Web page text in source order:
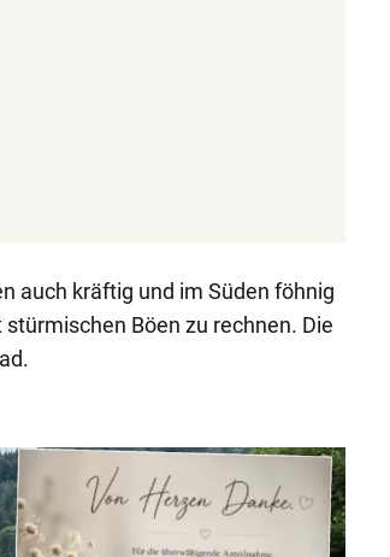
auch kräftig und im Süden föhnig
Böen zu rechnen. Die